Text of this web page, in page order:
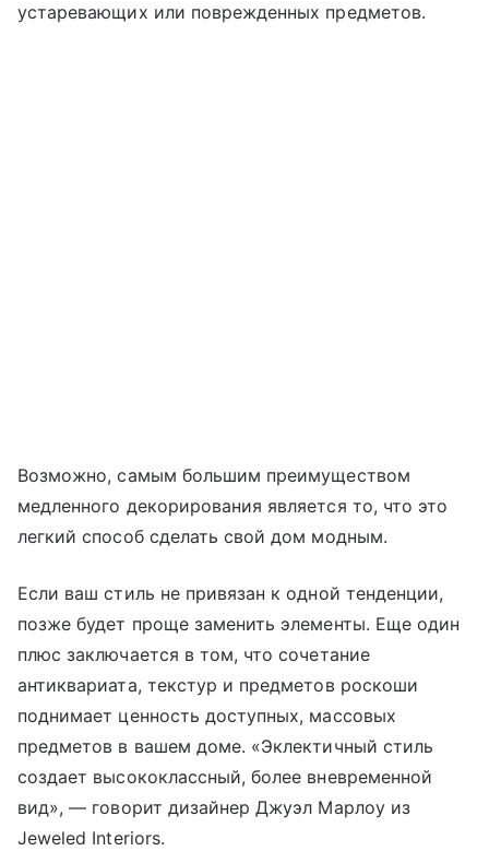
устаревающих или поврежденных предметов.
Возможно, самым большим преимуществом
медленного декорирования является то, что это
легкий способ сделать свой дом модным.
Если ваш стиль не привязан к одной тенденции,
позже будет проще заменить элементы. Еще один
плюс заключается в том, что сочетание
антиквариата, текстур и предметов роскоши
поднимает ценность доступных, массовых
предметов в вашем доме. «Эклектичный стиль
создает высококлассный, более вневременной
вид», — говорит дизайнер Джуэл Марлоу из
Jeweled Interiors.